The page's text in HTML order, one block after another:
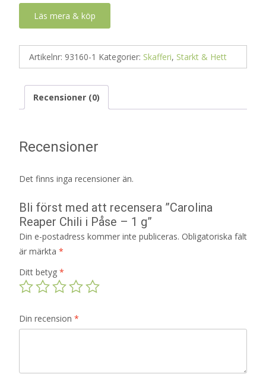
Läs mera & köp
Artikelnr: 93160-1 Kategorier: Skafferi, Starkt & Hett
Recensioner (0)
Recensioner
Det finns inga recensioner än.
Bli först med att recensera ”Carolina
Reaper Chili i Påse – 1 g”
Din e-postadress kommer inte publiceras. Obligatoriska fält
är märkta *
Ditt betyg *
Din recension *